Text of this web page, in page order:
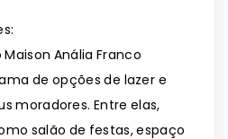
Anália Franco
de opções de lazer e
moradores. Entre elas,
salão de festas, espaço